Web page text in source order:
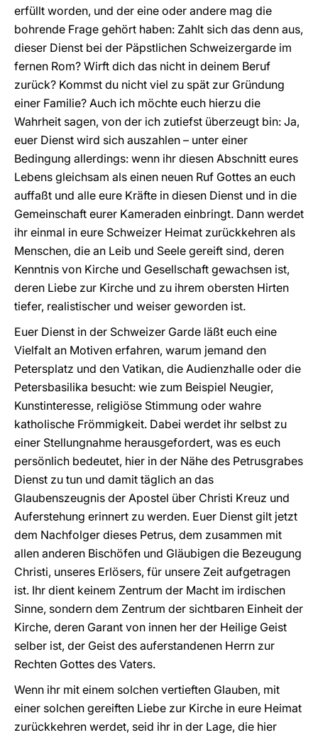
erfüllt worden, und der eine oder andere mag die
bohrende Frage gehört haben: Zahlt sich das denn aus,
dieser Dienst bei der Päpstlichen Schweizergarde im
fernen Rom? Wirft dich das nicht in deinem Beruf
zurück? Kommst du nicht viel zu spät zur Gründung
einer Familie? Auch ich möchte euch hierzu die
Wahrheit sagen, von der ich zutiefst überzeugt bin: Ja,
euer Dienst wird sich auszahlen – unter einer
Bedingung allerdings: wenn ihr diesen Abschnitt eures
Lebens gleichsam als einen neuen Ruf Gottes an euch
auffaßt und alle eure Kräfte in diesen Dienst und in die
Gemeinschaft eurer Kameraden einbringt. Dann werdet
ihr einmal in eure Schweizer Heimat zurückkehren als
Menschen, die an Leib und Seele gereift sind, deren
Kenntnis von Kirche und Gesellschaft gewachsen ist,
deren Liebe zur Kirche und zu ihrem obersten Hirten
tiefer, realistischer und weiser geworden ist.
Euer Dienst in der Schweizer Garde läßt euch eine
Vielfalt an Motiven erfahren, warum jemand den
Petersplatz und den Vatikan, die Audienzhalle oder die
Petersbasilika besucht: wie zum Beispiel Neugier,
Kunstinteresse, religiöse Stimmung oder wahre
katholische Frömmigkeit. Dabei werdet ihr selbst zu
einer Stellungnahme herausgefordert, was es euch
persönlich bedeutet, hier in der Nähe des Petrusgrabes
Dienst zu tun und damit täglich an das
Glaubenszeugnis der Apostel über Christi Kreuz und
Auferstehung erinnert zu werden. Euer Dienst gilt jetzt
dem Nachfolger dieses Petrus, dem zusammen mit
allen anderen Bischöfen und Gläubigen die Bezeugung
Christi, unseres Erlösers, für unsere Zeit aufgetragen
ist. Ihr dient keinem Zentrum der Macht im irdischen
Sinne, sondern dem Zentrum der sichtbaren Einheit der
Kirche, deren Garant von innen her der Heilige Geist
selber ist, der Geist des auferstandenen Herrn zur
Rechten Gottes des Vaters.
Wenn ihr mit einem solchen vertieften Glauben, mit
einer solchen gereiften Liebe zur Kirche in eure Heimat
zurückkehren werdet, seid ihr in der Lage, die hier